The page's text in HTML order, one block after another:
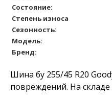
Состояние:
Степень износа
Сезонность:
Модель:
Бренд:
Шина бу 255/45 R20
повреждений. На